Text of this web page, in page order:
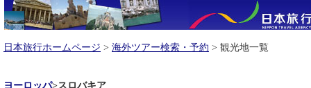
日本旅行ホームページ > 海外ツアー検索・予約 > 観光地一覧
ヨーロッパ>スロバキア